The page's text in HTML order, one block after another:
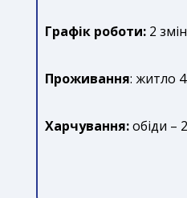
Графік роботи: 2
Проживання: житло
Харчування:обіди –